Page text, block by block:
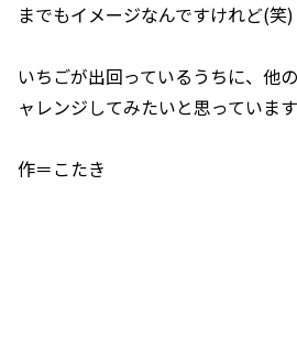
までもイメージなんですけれど(笑)
いちごが出回っているうちに、他
ャレンジしてみたいと思っています
作＝こたき